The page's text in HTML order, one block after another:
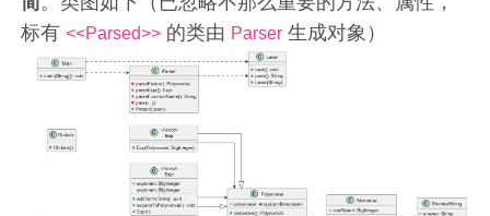
标有<<Parsed>> 的类由 Parser 生成对象）